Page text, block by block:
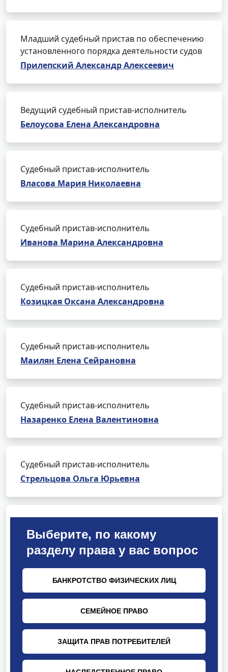
Младший судебный пристав по обеспечению
установленного порядка деятельности судов
Прилепский Александр Алексеевич
Ведущий судебный пристав-исполнитель
Белоусова Елена Александровна
Судебный пристав-исполнитель
Власова Мария Николаевна
Судебный пристав-исполнитель
Иванова Марина Александровна
Судебный пристав-исполнитель
Козицкая Оксана Александровна
Судебный пристав-исполнитель
Маилян Елена Сейрановна
Судебный пристав-исполнитель
Назаренко Елена Валентиновна
Судебный пристав-исполнитель
Стрельцова Ольга Юрьевна